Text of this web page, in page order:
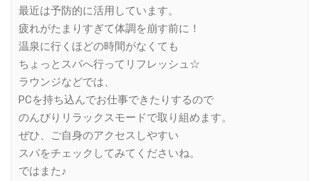
最近は予防的に活用しています。
疲れがたまりすぎて体調を崩す前に！
温泉に行くほどの時間がなくても
ちょっとスパへ行ってリフレッシュ☆
ラウンジなどでは、
PCを持ち込んでお仕事できたりするので
のんびりリラックスモードで取り組めます。
ぜひ、ご自身のアクセスしやすい
スパをチェックしてみてくださいね。
ではまた♪